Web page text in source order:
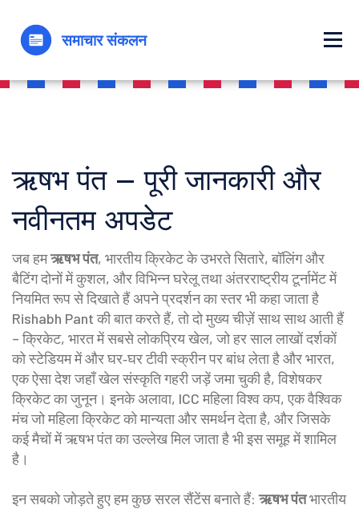
ऋषभ पंत – पूरी जानकारी और
नवीनतम अपडेट
जब हमऋषभ पंत, भारतीय क्रिकेट के उभरते सितारे, बॉलिंग और
बैटिंग दोनों में कुशल, और विभिन्न घरेलू तथा अंतरराष्ट्रीय टूर्नामेंट में
नियमित रूप से दिखाते हैं अपने प्रदर्शन का स्तरभी कहा जाता है
Rishabh Pantकी बात करते हैं, तो दो मुख्य चीज़ें साथ साथ आती हैं
–क्रिकेट, भारत में सबसे लोकप्रिय खेल, जो हर साल लाखों दर्शकों
को स्टेडियम में और घर‑घर टीवी स्क्रीन पर बांध लेता हैऔरभारत,
एक ऐसा देश जहाँ खेल संस्कृति गहरी जड़ें जमा चुकी है, विशेषकर
क्रिकेट का जुनून। इनके अलावा, ICC महिला विश्व कप,एक वैश्विक
मंच जो महिला क्रिकेट को मान्यता और समर्थन देता है, और जिसके
कई मैचों में ऋषभ पंत का उल्लेख मिल जाता हैभी इस समूह में शामिल
है।
इन सबको जोड़ते हुए हम कुछ सरल सैंटेंस बनाते हैं:ऋषभ पंतभारतीय